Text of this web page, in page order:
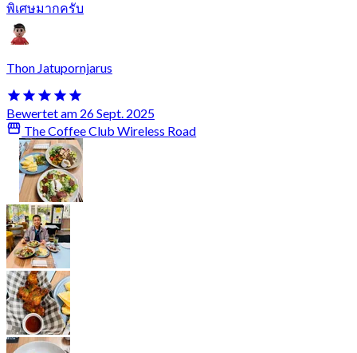
พิเศษมากครับ
Thon Jatupornjarus
Bewertet am 26 Sept. 2025
The Coffee Club Wireless Road